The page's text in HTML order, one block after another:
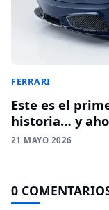
FERRARI
Este es el
historia… y
21 MAYO 2026
0